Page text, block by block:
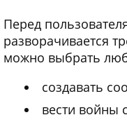
Перед
разворачивается
можно выбрать
создавать
вести войны